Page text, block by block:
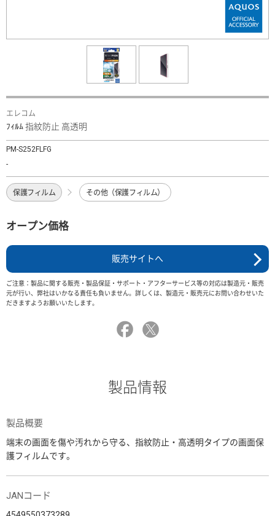
エレコム
ﾌｨﾙﾑ 指紋防止 高透明
PM-S252FLFG
-
保護フィルム その他（保護フィルム）
オープン価格
販売サイトへ
ご注意：製品に関する販売・製品保証・サポート・アフターサービス等の対応は製造元・販売
元が行い、弊社はいかなる責任も負いません。詳しくは、製造元・販売元にお問い合わせいた
だきますようお願いいたします。
製品情報
製品概要
端末の画面を傷や汚れから守る、指紋防止・高透明タイプの画面保
護フィルムです。
JANコード